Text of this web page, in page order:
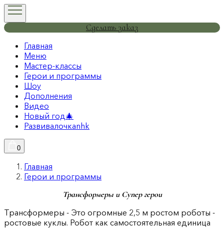
Сделать заказ
Главная
Меню
Мастер-классы
Герои и программы
Шоу
Дополнения
Видео
Новый год🎄
Развивалочкаnhk
0
Главная
Герои и программы
Трансформеры и Супер герои
Трансформеры - Это огромные 2,5 м ростом роботы -
ростовые куклы. Робот как самостоятельная единица